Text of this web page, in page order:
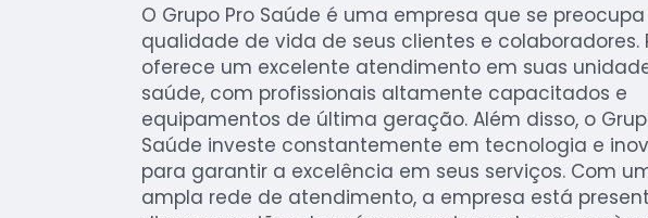
O Grupo Pro Saúde é uma empresa que se
qualidade de vida de seus clientes e colaboradores.
oferece um excelente atendimento em suas
saúde, com profissionais altamente capacitados e
equipamentos de última geração. Além disso, o
Saúde investe constantemente em tecnologia e
para garantir a excelência em seus serviços. Com
ampla rede de atendimento, a empresa está